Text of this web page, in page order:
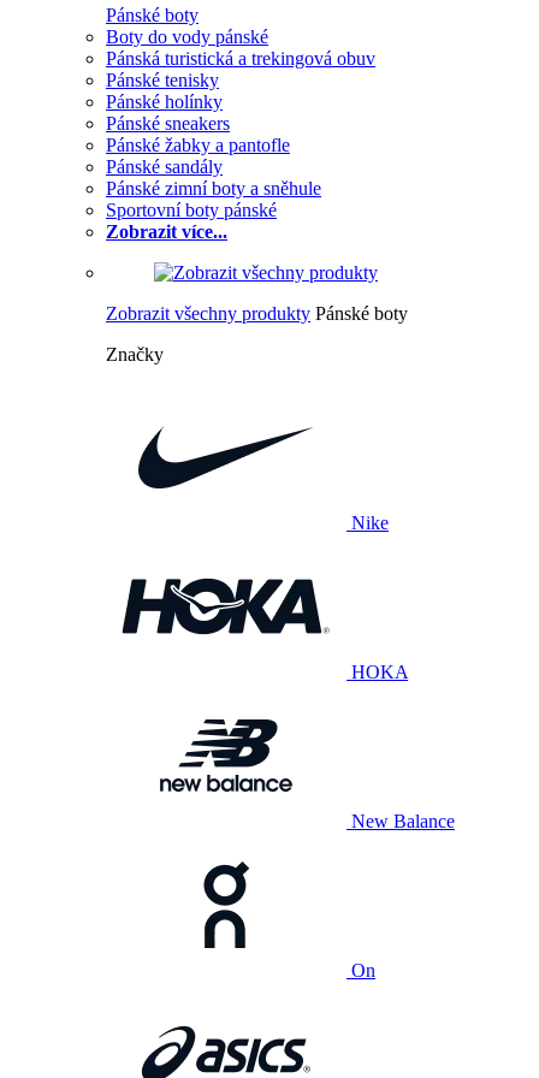
Pánské boty
Boty do vody pánské
Pánská turistická a trekingová obuv
Pánské tenisky
Pánské holínky
Pánské sneakers
Pánské žabky a pantofle
Pánské sandály
Pánské zimní boty a sněhule
Sportovní boty pánské
Zobrazit více...
Zobrazit všechny produkty Pánské boty
Značky
Nike
HOKA
New Balance
On